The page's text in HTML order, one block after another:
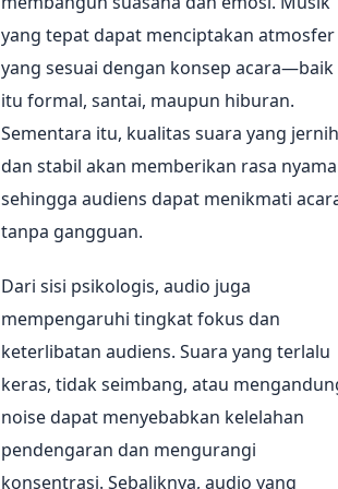
yang tepat dapat menciptakan atmosfer
yang sesuai dengan konsep acara—baik
itu formal, santai, maupun hiburan.
Sementara itu, kualitas suara yang
dan stabil akan memberikan rasa
sehingga audiens dapat menikmati
tanpa gangguan.
Dari sisi psikologis, audio juga
mempengaruhi tingkat fokus dan
keterlibatan audiens. Suara yang terlalu
keras, tidak seimbang, atau
noise dapat menyebabkan kelelahan
pendengaran dan mengurangi
konsentrasi. Sebaliknya, audio yang